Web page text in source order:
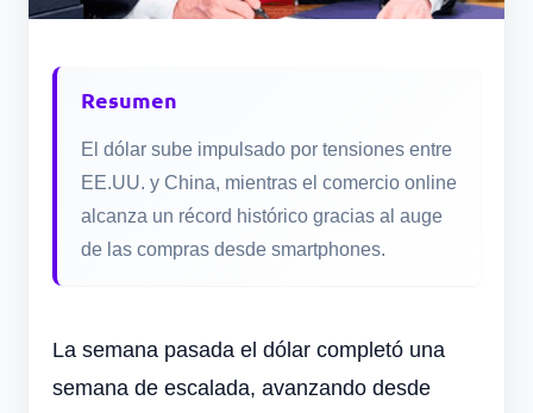
Resumen
El dólar sube impulsado por tensiones entre
EE.UU. y China, mientras el comercio online
alcanza un récord histórico gracias al auge
de las compras desde smartphones.
La semana pasada el dólar completó una
semana de escalada, avanzando desde